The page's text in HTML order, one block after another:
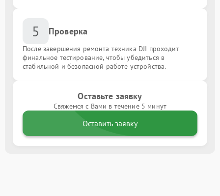
5 Проверка
После завершения ремонта техника DJI проходит
финальное тестирование, чтобы убедиться в
стабильной и безопасной работе устройства.
Оставьте заявку
Свяжемся с Вами в течение 5 минут
Оставить заявку